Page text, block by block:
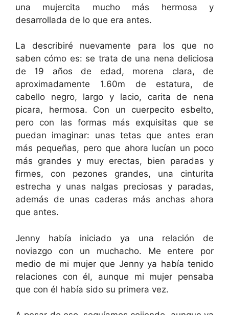
una mujercita mucho más hermosa y
desarrollada de lo que era antes.
La describiré nuevamente para los que no
saben cómo es: se trata de una nena deliciosa
de 19 años de edad, morena clara, de
aproximadamente 1.60m de estatura, de
cabello negro, largo y lacio, carita de nena
picara, hermosa. Con un cuerpecito esbelto,
pero con las formas más exquisitas que se
puedan imaginar: unas tetas que antes eran
más pequeñas, pero que ahora lucían un poco
más grandes y muy erectas, bien paradas y
firmes, con pezones grandes, una cinturita
estrecha y unas nalgas preciosas y paradas,
además de unas caderas más anchas ahora
que antes.
Jenny había iniciado ya una relación de
noviazgo con un muchacho. Me entere por
medio de mi mujer que Jenny ya había tenido
relaciones con él, aunque mi mujer pensaba
que con él había sido su primera vez.